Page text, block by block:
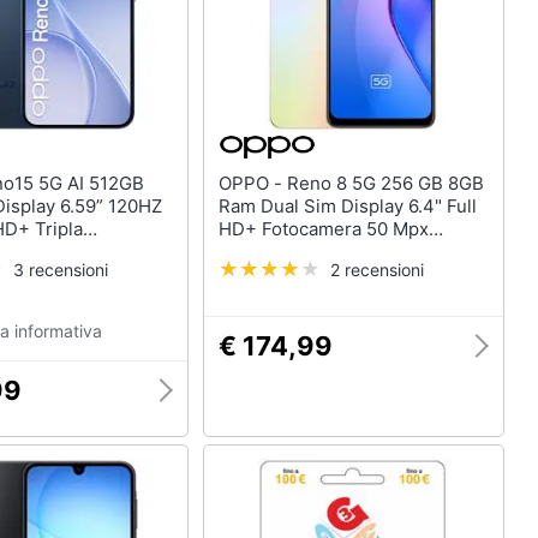
6.59” 120HZ
Tripla
(nano+eSim)
Black.
3 recensioni
informativa
OPPO - Reno 8 5G 256 GB 8GB
Ram Dual Sim Display 6.4" Full
HD+ Fotocamera 50 Mpx
2 recensioni
€ 174,99